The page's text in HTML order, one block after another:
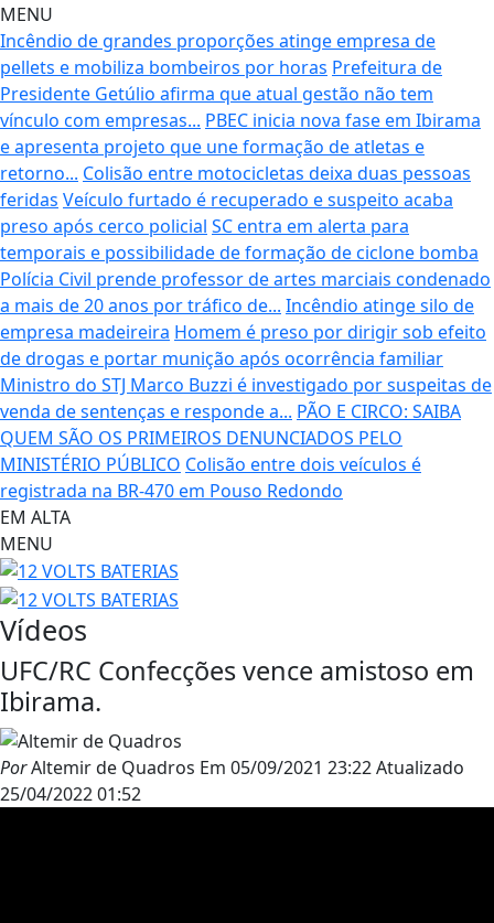
MENU
Incêndio de grandes proporções atinge empresa de
pellets e mobiliza bombeiros por horas Prefeitura de
Presidente Getúlio afirma que atual gestão não tem
vínculo com empresas... PBEC inicia nova fase em Ibirama
e apresenta projeto que une formação de atletas e
retorno... Colisão entre motocicletas deixa duas pessoas
feridas Veículo furtado é recuperado e suspeito acaba
preso após cerco policial SC entra em alerta para
temporais e possibilidade de formação de ciclone bomba
Polícia Civil prende professor de artes marciais condenado
a mais de 20 anos por tráfico de... Incêndio atinge silo de
empresa madeireira Homem é preso por dirigir sob efeito
de drogas e portar munição após ocorrência familiar
Ministro do STJ Marco Buzzi é investigado por suspeitas de
venda de sentenças e responde a... PÃO E CIRCO: SAIBA
QUEM SÃO OS PRIMEIROS DENUNCIADOS PELO
MINISTÉRIO PÚBLICO Colisão entre dois veículos é
registrada na BR-470 em Pouso Redondo
EM ALTA
MENU
Vídeos
UFC/RC Confecções vence amistoso em
Ibirama.
PorAltemir de Quadros Em 05/09/2021 23:22Atualizado
25/04/2022 01:52